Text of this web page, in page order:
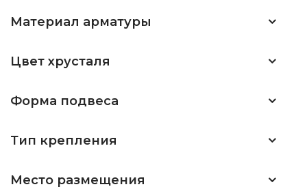
Материал арматуры
Цвет хрусталя
Форма подвеса
Тип крепления
Место размещения